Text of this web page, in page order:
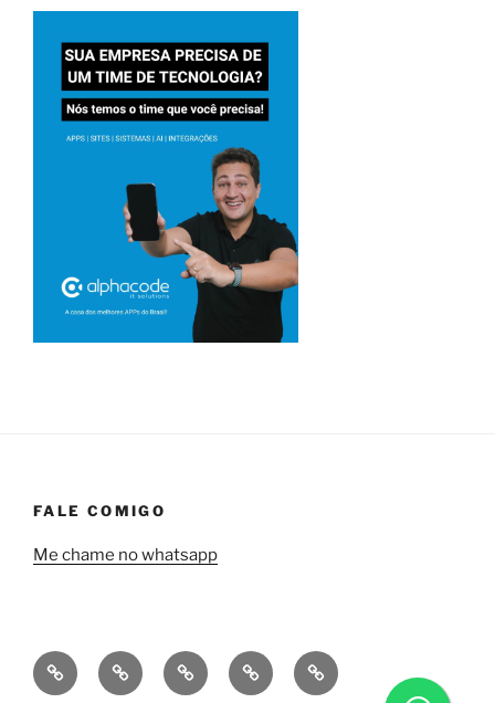
FALE COMIGO
Me chame no whatsapp
Quem
sou
Minha
empresa
Contrate
uma
Soluções
financeiras
Tecnologia